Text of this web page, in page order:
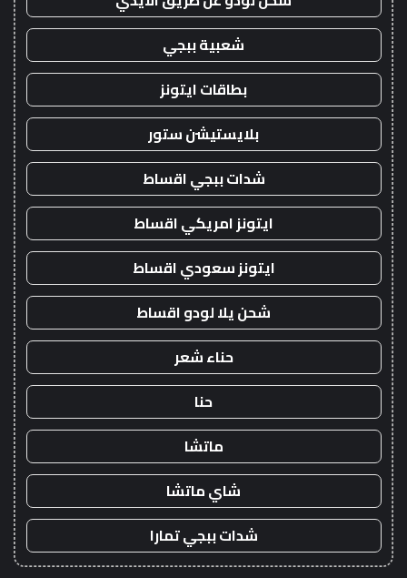
شعبية ببجي
بطاقات ايتونز
بلايستيشن ستور
شدات ببجي اقساط
ايتونز امريكي اقساط
ايتونز سعودي اقساط
شحن يلا لودو اقساط
حناء شعر
حنا
ماتشا
شاي ماتشا
شدات ببجي تمارا